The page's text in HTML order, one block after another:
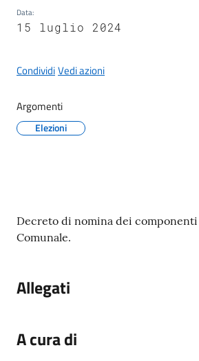
Valentia
A
l
b
t
o
o
gli
Data:
15 luglio 2024
CondividiVedi azioni
Argomenti
Elezioni
Contenuto
Decreto di nomina dei
Comunale.
Allegati
A cura di